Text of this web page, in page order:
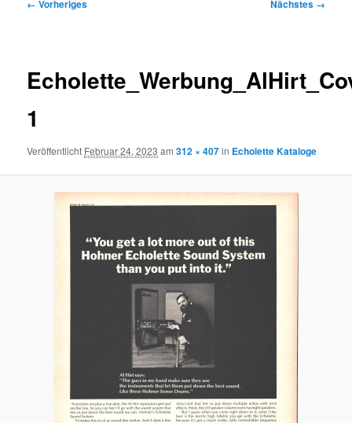
← Vorheriges Nächstes →
1
Veröffentlicht Februar 24, 2023 am312 × 407in Echolette Kataloge